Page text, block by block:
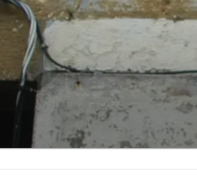
Zum
Inhalt
springen